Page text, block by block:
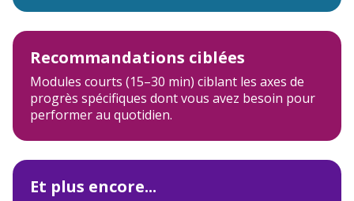
Recommandations ciblées
Modules courts (15–30 min) ciblant les axes de
progrès spécifiques dont vous avez besoin pour
performer au quotidien.
Et plus encore...